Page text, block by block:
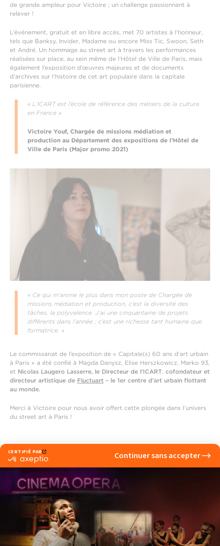
de grande ampleur pour Victoire ; un challenge passionnant à
relever !
L’événement, gratuit et en libre accès, met 70 artistes à l’honneur,
tels que Banksy, Invider, Madame ou encore Miss Tic, Swoon, Seth
et André. Un hommage au street art à travers les performances
réalisées sur place, au sein même de l’Hôtel de Ville de Paris, mais
également l’exposition d’œuvres majeures et de documents
d’archives sur l’histoire de cet art populaire dans la capitale
parisienne.
« L’ICART est l’école de référence des métiers de la culture
en France »
Victoire Youf, Chargée de missions médiation et
production au Département des expositions de l’Hôtel de
Ville de Paris (Major promo 2021)
« Ce qui m’anime le plus dans mon poste de Chargée de
missions médiation et production, c’est la diversité des
tâches, la polyvalence. J’ai une cinquantaine de projets
différents dans l’année ; c’est une richesse tant humaine que
formatrice. »
Le commissariat de l’exposition de « Capitale(s) 60 ans d’art urbain
à Paris » a été confié à Magda Danysz, Elise Herszkowicz, Marko 93,
et Nicolas Laugero Lasserre, le Directeur de l’ICART, cofondateur et
directeur artistique de Fluctuart – le 1er centre d’art urbain flottant
au monde.
Merci à Victoire pour nous avoir offert cette plongée dans l’univers
du street art à Paris !
‹ Actualité précedente Actualité suivante ›
Voir d'autres actualités